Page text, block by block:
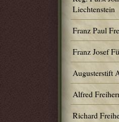
Liechtenstein
Franz Paul
Franz Josef
Augusterstift
Alfred
Richard